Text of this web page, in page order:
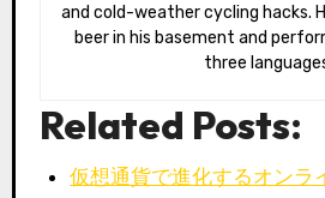
and cold-weather cycling hacks.
beer in his basement and
three
Related Posts:
仮想通貨で進化するオンラ